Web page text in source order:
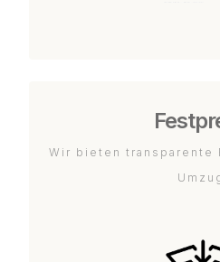
Wir bieten transparente